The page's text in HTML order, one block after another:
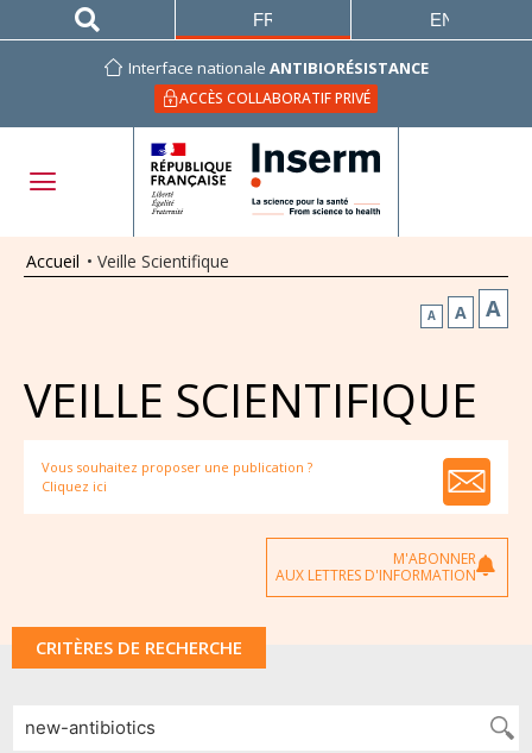
Interface nationale ANTIBIORÉSISTANCE
ACCÈS COLLABORATIF PRIVÉ
FRANÇAIS ENGLISH
Accueil • Veille Scientifique
A A A
VEILLE SCIENTIFIQUE
Vous souhaitez proposer une publication ?
Cliquez ici
M'ABONNER
AUX LETTRES D'INFORMATION
CRITÈRES DE RECHERCHE